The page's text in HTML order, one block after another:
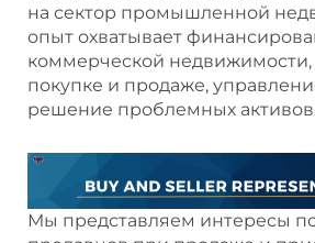
на сектор промышленной
опыт охватывает
коммерческой недвижимости,
покупке и продаже,
решение проблемных
Мы представляем интересы